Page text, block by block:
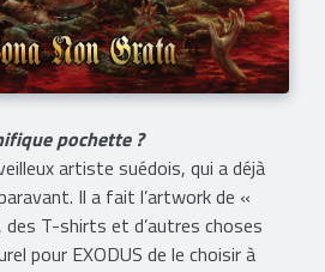
pochette ?
artiste suédois, qui a déjà
Il a fait l’artwork de «
T-shirts et d’autres choses
pour EXODUS de le choisir à